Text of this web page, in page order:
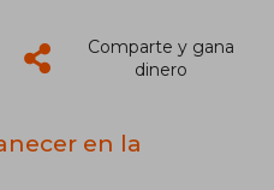
Comparte y gana
dinero
en la